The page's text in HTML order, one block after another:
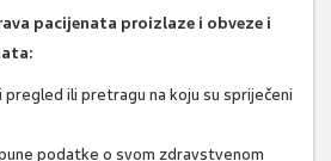
pacijenata proizlaze i obveze i
ili pretragu na koju su spriječeni
podatke o svom zdravstvenom